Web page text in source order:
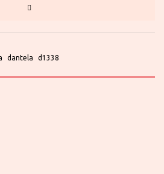
dantela d1338